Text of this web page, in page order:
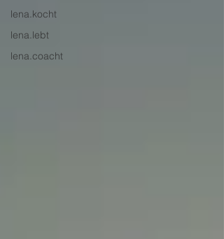
lena.kocht
lena.lebt
lena.coacht